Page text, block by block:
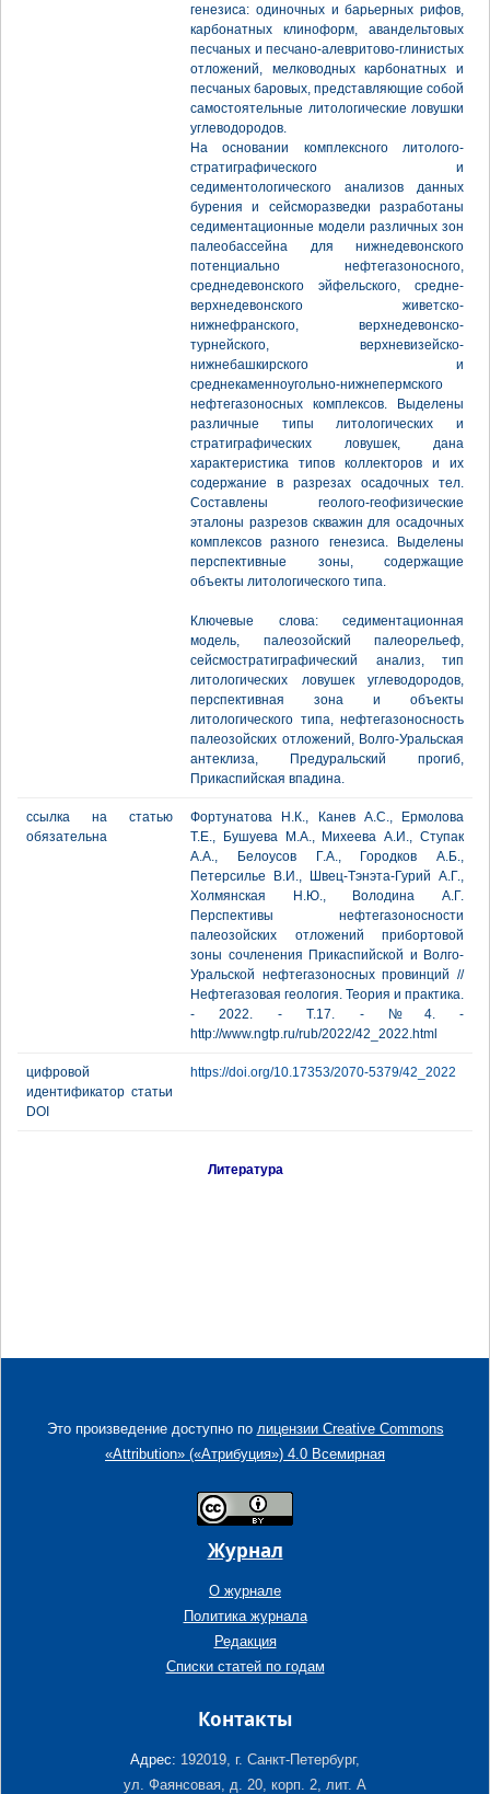
генезиса: одиночных и барьерных рифов,
карбонатных клиноформ, авандельтовых
песчаных и песчано-алевритово-глинистых
отложений, мелководных карбонатных и
песчаных баровых, представляющие собой
самостоятельные литологические ловушки
углеводородов.
На основании комплексного литолого-
стратиграфического и
седиментологического анализов данных
бурения и сейсморазведки разработаны
седиментационные модели различных зон
палеобассейна для нижнедевонского
потенциально нефтегазоносного,
среднедевонского эйфельского, средне-
верхнедевонского живетско-
нижнефранского, верхнедевонско-
турнейского, верхневизейско-
нижнебашкирского и
среднекаменноугольно-нижнепермского
нефтегазоносных комплексов. Выделены
различные типы литологических и
стратиграфических ловушек, дана
характеристика типов коллекторов и их
содержание в разрезах осадочных тел.
Составлены геолого-геофизические
эталоны разрезов скважин для осадочных
комплексов разного генезиса. Выделены
перспективные зоны, содержащие
объекты литологического типа.
Ключевые слова: седиментационная
модель, палеозойский палеорельеф,
сейсмостратиграфический анализ, тип
литологических ловушек углеводородов,
перспективная зона и объекты
литологического типа, нефтегазоносность
палеозойских отложений, Волго-Уральская
антеклиза, Предуральский прогиб,
Прикаспийская впадина.
ссылка на статью
обязательна
Фортунатова Н.К., Канев А.С., Ермолова
Т.Е., Бушуева М.А., Михеева А.И., Ступак
А.А., Белоусов Г.А., Городков А.Б.,
Петерсилье В.И., Швец-Тэнэта-Гурий А.Г.,
Холмянская Н.Ю., Володина А.Г.
Перспективы нефтегазоносности
палеозойских отложений прибортовой
зоны сочленения Прикаспийской и Волго-
Уральской нефтегазоносных провинций //
Нефтегазовая геология. Теория и практика.
- 2022. - Т.17. - №4. -
http://www.ngtp.ru/rub/2022/42_2022.html
цифровой
идентификатор статьи
DOI
https://doi.org/10.17353/2070-5379/42_2022
Литература
Это произведение доступно по лицензии Creative Commons
«Attribution» («Атрибуция») 4.0 Всемирная
Журнал
О журнале
Политика журнала
Редакция
Списки статей по годам
Контакты
Адрес: 192019, г. Санкт-Петербург,
ул. Фаянсовая, д. 20, корп. 2, лит. А